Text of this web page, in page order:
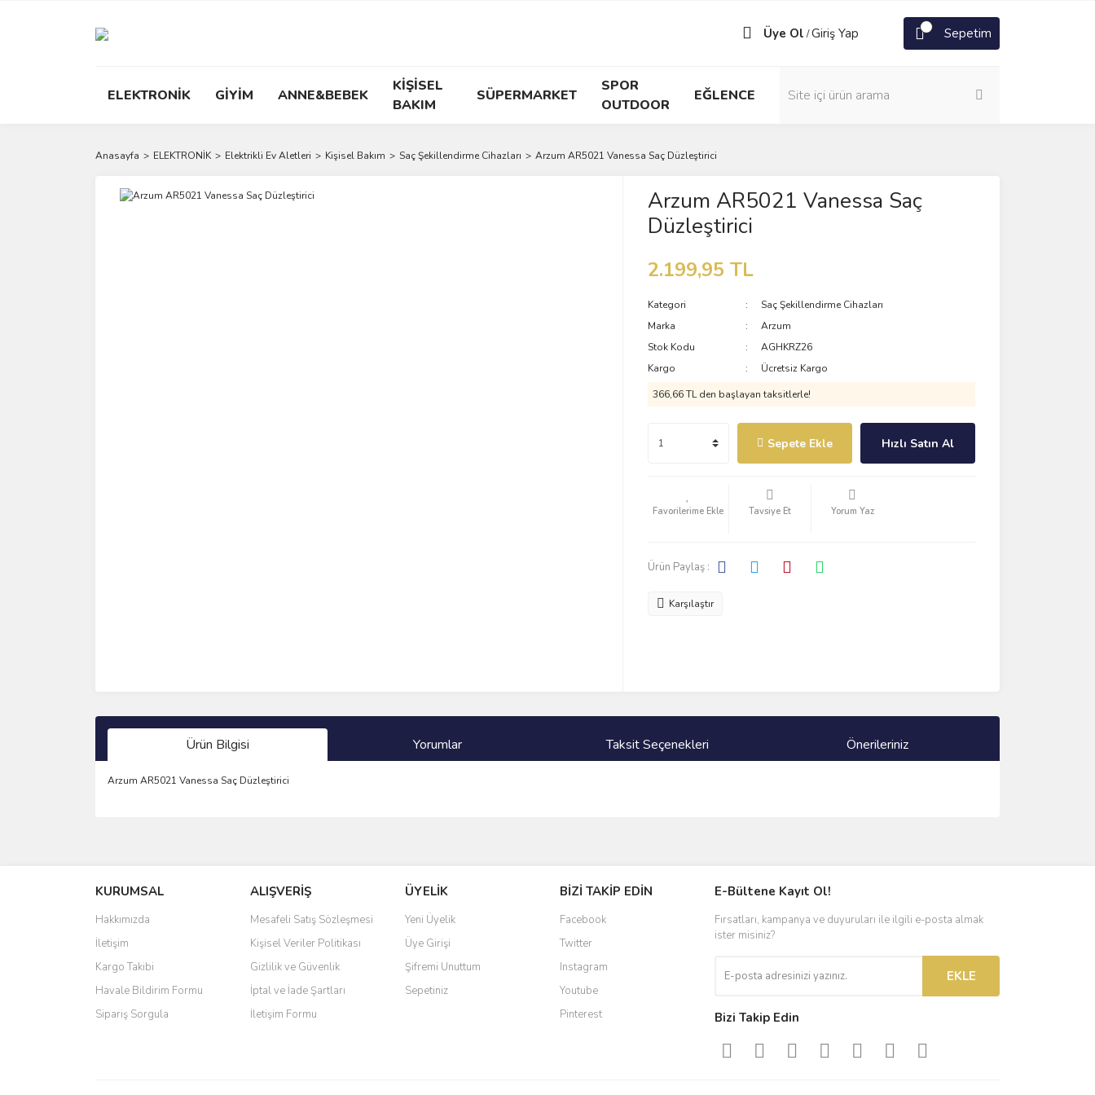
Üye Ol /Giriş Yap Sepetim
ELEKTRONİK GİYİM ANNE&BEBEK
KİŞİSEL
BAKIM
SÜPERMARKET
SPOR
OUTDOOR
EĞLENCE
Anasayfa ELEKTRONİK Elektrikli Ev Aletleri Kişisel Bakım Saç Şekillendirme Cihazları Arzum AR5021 Vanessa Saç Düzleştirici
Arzum AR5021 Vanessa Saç
Düzleştirici
2.199,95 TL
Kategori
Saç Şekillendirme Cihazları
Marka
Arzum
Stok Kodu
AGHKRZ26
Kargo
Ücretsiz Kargo
366,66 TL den başlayan taksitlerle!
Sepete Ekle Hızlı Satın Al
Tavsiye Et Yorum Yaz
Ürün Paylaş :
Karşılaştır
Ürün Bilgisi Yorumlar Taksit Seçenekleri Önerileriniz
Arzum AR5021 Vanessa Saç Düzleştirici
Ürün resmi kalitesiz, bozuk veya görüntülenemiyor.
Ürün açıklamasında eksik bilgiler bulunuyor.
Ürün bilgilerinde hatalar bulunuyor.
Ürün fiyatı diğer sitelerden daha pahalı.
Bu ürüne benzer farklı alternatifler olmalı.
KURUMSAL
Hakkımızda
İletişim
Kargo Takibi
Havale Bildirim Formu
Sipariş Sorgula
ALIŞVERİŞ
Mesafeli Satış Sözleşmesi
Kişisel Veriler Politikası
Gizlilik ve Güvenlik
İptal ve İade Şartları
İletişim Formu
ÜYELİK
Yeni Üyelik
Üye Girişi
Şifremi Unuttum
Sepetiniz
BİZİ TAKİP EDİN
Facebook
Twitter
Instagram
Youtube
Pinterest
E-Bültene Kayıt Ol!
Fırsatları, kampanya ve duyuruları ile ilgili e-posta almak
ister misiniz?
EKLE
Bizi Takip Edin